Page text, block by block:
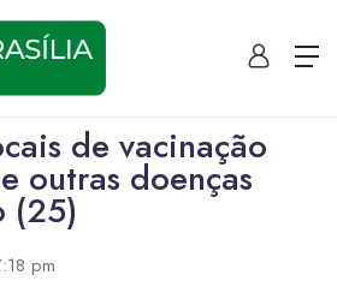
de vacinação
outras doenças
(25)
pm